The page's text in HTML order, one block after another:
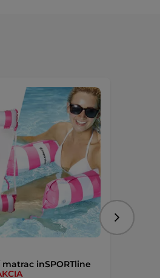
inSPORTline